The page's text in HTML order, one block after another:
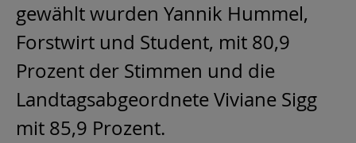
gewählt wurden Yannik Hummel,
Forstwirt und Student, mit 80,9
Prozent der Stimmen und die
Landtagsabgeordnete Viviane Sigg
mit 85,9 Prozent.